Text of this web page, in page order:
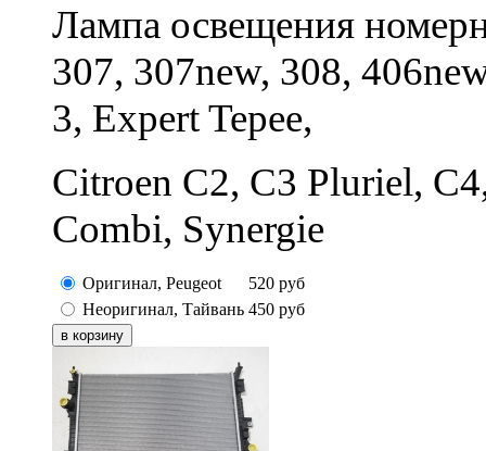
Лампа освещения
307, 307new, 308,
3, Expert Tepee,
Citroen C2, C3 Pluriel,
Combi, Synergie
Оригинал, Peugeot 520 руб
Неоригинал, Тайвань 450 руб